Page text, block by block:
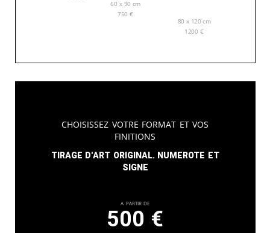
60 x 90 cm
750 €
80 x 120 cm
1200 €
Choisissez votre format et vos
finitions
Tirage d'art original. Numerote et
signe
A partir de
500 €